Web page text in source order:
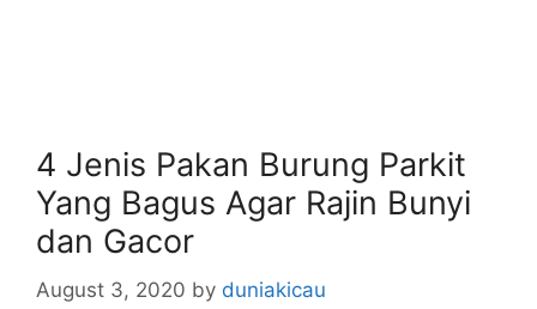
4 Jenis Pakan Burung Parkit
Yang Bagus Agar Rajin Bunyi
dan Gacor
August 3, 2020 by duniakicau